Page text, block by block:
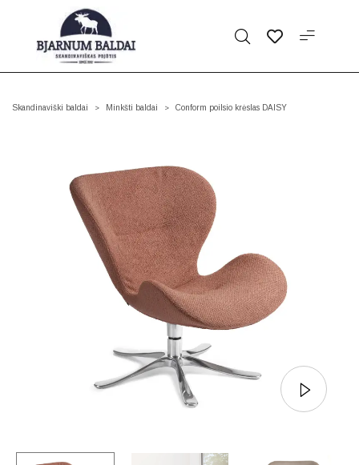
Skandinaviški baldai > Minkšti baldai > Conform poilsio krėslas DAISY